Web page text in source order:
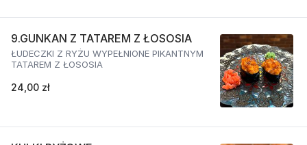
9.GUNKAN Z TATAREM Z ŁOSOSIA
ŁUDECZKI Z RYŻU WYPEŁNIONE PIKANTNYM
TATAREM Z ŁOSOSIA
24,00 zł